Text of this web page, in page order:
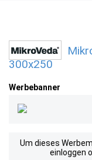
300x250
Werbebanner
Um dieses
einloggen